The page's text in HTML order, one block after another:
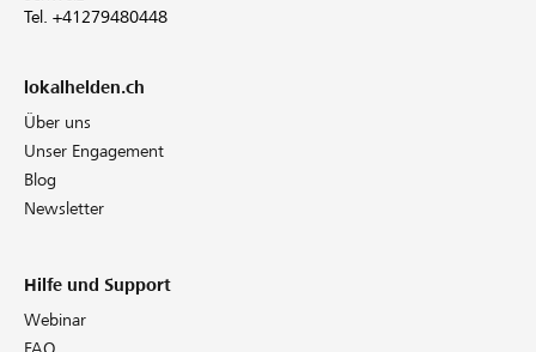
Tel. +41279480448
lokalhelden.ch
Über uns
Unser Engagement
Blog
Newsletter
Hilfe und Support
Webinar
FAQ